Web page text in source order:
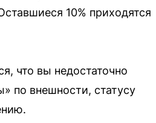
10% приходятся
что вы недостаточно
по внешности, статусу